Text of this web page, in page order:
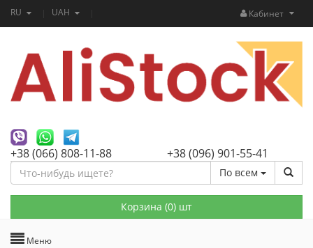
RU UAH Кабинет
+38 (066) 808-11-88 +38 (096) 901-55-41
По всем
Корзина (0) шт
Меню